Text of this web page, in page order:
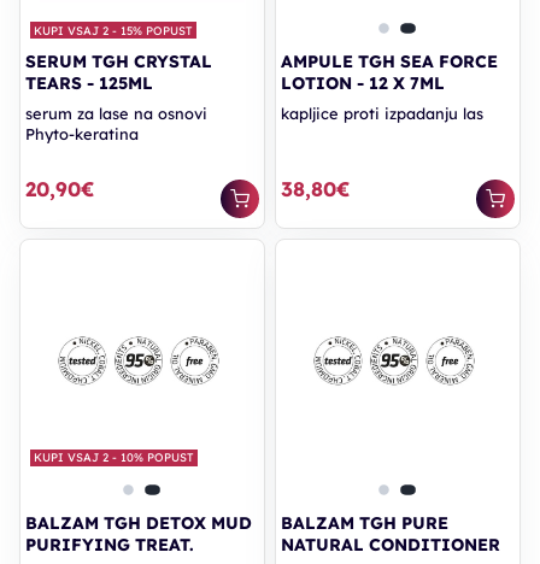
KUPI VSAJ 2 - 15% POPUST
SERUM TGH CRYSTAL
TEARS - 125ML
serum za lase na osnovi
Phyto-keratina
20,90€
AMPULE TGH SEA FORCE
LOTION - 12 X 7ML
kapljice proti izpadanju las
38,80€
KUPI VSAJ 2 - 10% POPUST
BALZAM TGH DETOX MUD
PURIFYING TREAT.
BALZAM TGH PURE
NATURAL CONDITIONER